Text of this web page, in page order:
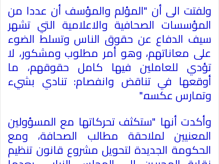
ولفتت الى أن "المؤلم والمؤسف أن عددا من
المؤسسات الصحافية والاعلامية التي تشهر
سيف الدفاع عن حقوق الناس وتسلط الضوء
على معاناتهم، وهو أمر مطلوب ومشكور، لا
تؤدي للعاملين فيها كامل حقوقهم، ما
أوقعها في تناقض وانفصام: تنادي بشيء
وتمارس عكسه".
وأكدت أنها "ستكثف تحركاتها مع المسؤولين
المعنيين لملاحقة مطالب الصحافة، ومع
الحكومة الجديدة لتحويل مشروع قانون تنظيم